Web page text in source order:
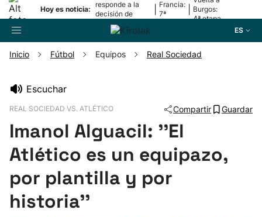
Hoy es noticia:
responde a la
decisión de
Oriamendi
Francia:
7ª
Burgos:
4ª etapa
ES
Pelota
Remo
Inicio Fútbol Equipos Real Sociedad
Escuchar
REAL SOCIEDAD VS. ATLÉTICO Compartir Guardar
Imanol Alguacil: ''El
Atlético es un equipazo,
por plantilla y por
historia''